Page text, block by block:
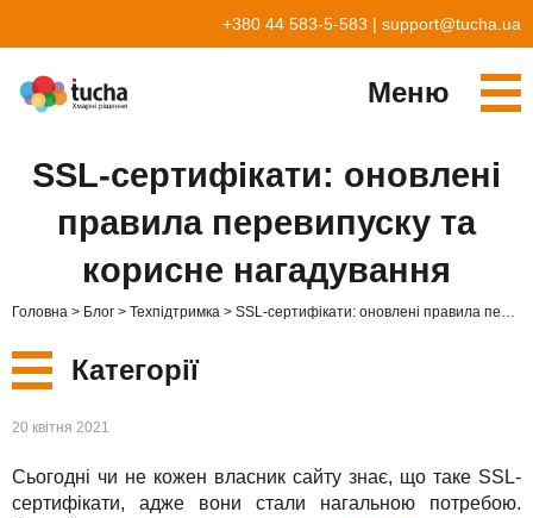
+380 44 583-5-583 | support@tucha.ua
Меню
TuchaBit+
TuchaBackup
Хмари для e-commerce
Віддалений офіс
Стати партнером
Відгуки
Кар'єра
SSL-сертифікати: оновлені
правила перевипуску та
корисне нагадування
Головна Блог Техпідтримка SSL-сертифікати: оновлені правила перевипуску та корисне нагадування
Категорії
Нові
Сервіси
20 квітня 2021
Сьогодні чи не кожен власник сайту знає, що таке SSL-
сертифікати, адже вони стали нагальною потребою.